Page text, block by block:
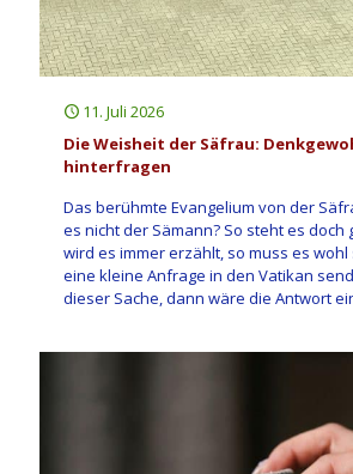
11. Juli 2026
Die Weisheit der Säfrau:
hinterfragen
Das berühmte Evangelium von der
es nicht der Sämann? So steht es doch
wird es immer erzählt, so muss es
eine kleine Anfrage in den Vatikan
dieser Sache, dann wäre die Antwort